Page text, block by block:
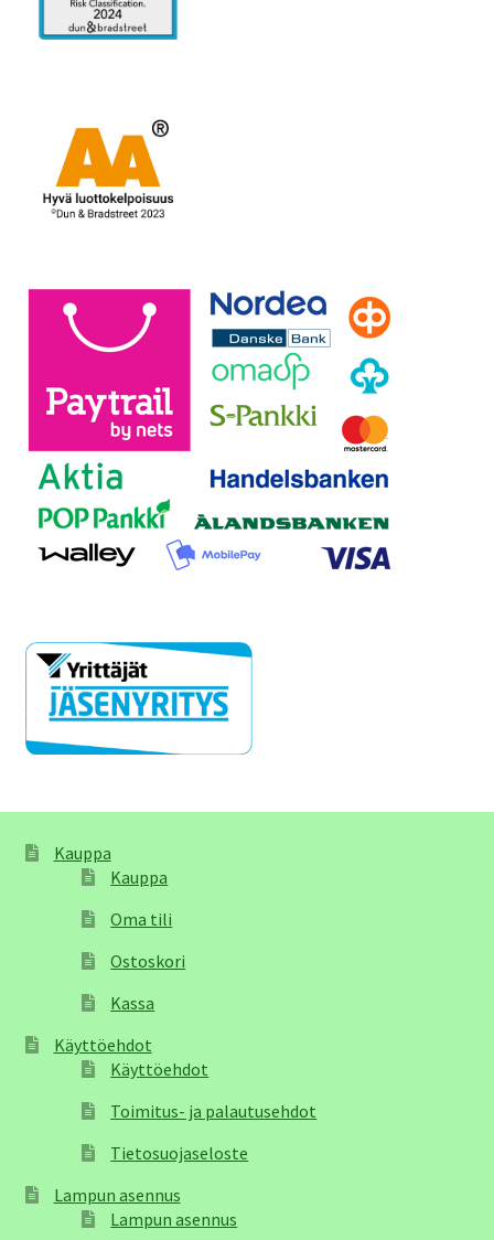
Kauppa
Kauppa
Oma tili
Ostoskori
Kassa
Käyttöehdot
Käyttöehdot
Toimitus- ja palautusehdot
Tietosuojaseloste
Lampun asennus
Lampun asennus